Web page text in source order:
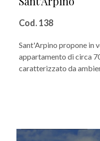
Cod. 138
Sant'Arpino propone in
appartamento di circa
caratterizzato da